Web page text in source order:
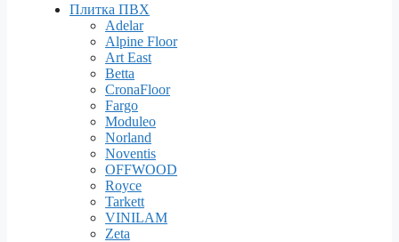
Плитка ПВХ
Adelar
Alpine Floor
Art East
Betta
CronaFloor
Fargo
Moduleo
Norland
Noventis
OFFWOOD
Royce
Tarkett
VINILAM
Zeta